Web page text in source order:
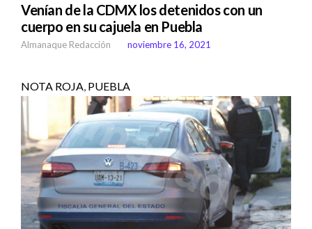
Venían de la CDMX los detenidos con un
cuerpo en su cajuela en Puebla
Almanaque Redacción noviembre 16, 2021
NOTA ROJA PUEBLA